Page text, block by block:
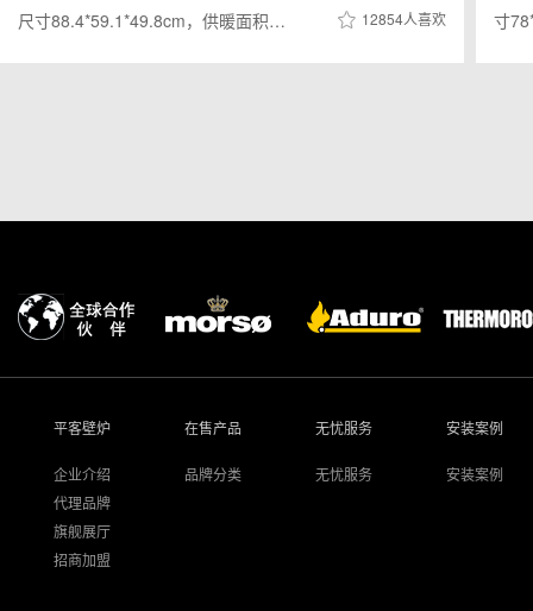
尺寸88.4*59.1*49.8cm，供暖面积…
12854人喜欢
寸
平客壁炉
企业介绍
代理品牌
旗舰展厅
招商加盟
在售产品
品牌分类
无忧服务
无忧服务
安装案例
安装案例